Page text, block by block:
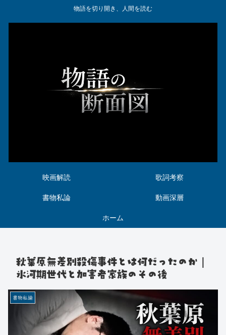
物語を切り開き、人間を読む
映画解読 歌詞考察
書物私論 動画深層
ホーム
秋葉原無差別殺傷事件とは何だったのか｜
氷河期世代と加害者家族のその後
書物私論